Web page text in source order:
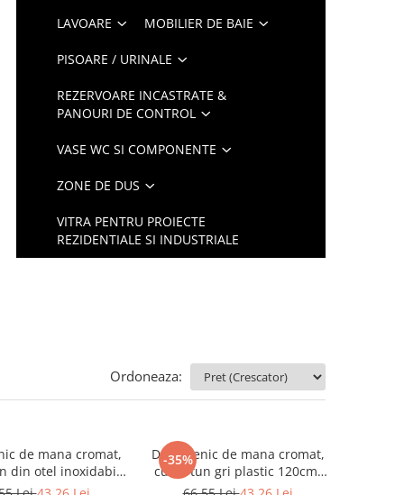
LAVOARE MOBILIER DE BAIE
PISOARE / URINALE
REZERVOARE INCASTRATE &
PANOURI DE CONTROL
VASE WC SI COMPONENTE
ZONE DE DUS
VITRA PENTRU PROIECTE
REZIDENTIALE SI INDUSTRIALE
Ordoneaza:
de mana cromat,
din otel inoxidabil
cap rotativ, buton
-35%
Dus igienic de mana cromat,
cu furtun gri plastic 120cm,
buton actionare in partea